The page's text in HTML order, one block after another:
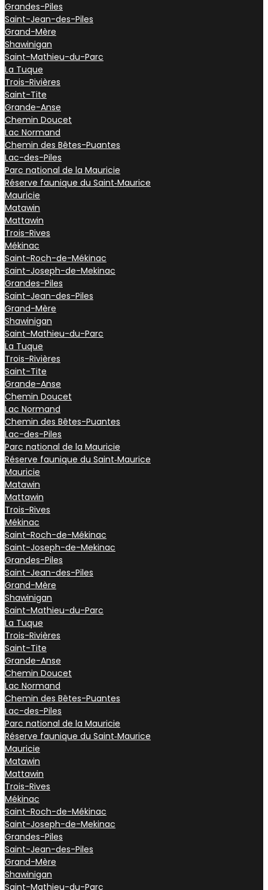
Grandes-Piles
Saint-Jean-des-Piles
Grand-Mère
Shawinigan
Saint-Mathieu-du-Parc
La Tuque
Trois-Rivières
Saint-Tite
Grande-Anse
Chemin Doucet
Lac Normand
Chemin des Bêtes-Puantes
Lac-des-Piles
Parc national de la Mauricie
Réserve faunique du Saint‑Maurice
Mauricie
Matawin
Mattawin
Trois-Rives
Mékinac
Saint-Roch-de-Mékinac
Saint-Joseph-de-Mekinac
Grandes-Piles
Saint-Jean-des-Piles
Grand-Mère
Shawinigan
Saint-Mathieu-du-Parc
La Tuque
Trois-Rivières
Saint-Tite
Grande-Anse
Chemin Doucet
Lac Normand
Chemin des Bêtes-Puantes
Lac-des-Piles
Parc national de la Mauricie
Réserve faunique du Saint‑Maurice
Mauricie
Matawin
Mattawin
Trois-Rives
Mékinac
Saint-Roch-de-Mékinac
Saint-Joseph-de-Mekinac
Grandes-Piles
Saint-Jean-des-Piles
Grand-Mère
Shawinigan
Saint-Mathieu-du-Parc
La Tuque
Trois-Rivières
Saint-Tite
Grande-Anse
Chemin Doucet
Lac Normand
Chemin des Bêtes-Puantes
Lac-des-Piles
Parc national de la Mauricie
Réserve faunique du Saint‑Maurice
Mauricie
Matawin
Mattawin
Trois-Rives
Mékinac
Saint-Roch-de-Mékinac
Saint-Joseph-de-Mekinac
Grandes-Piles
Saint-Jean-des-Piles
Grand-Mère
Shawinigan
Saint-Mathieu-du-Parc